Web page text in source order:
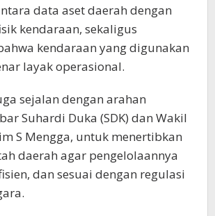
data aset daerah dengan
kendaraan, sekaligus
kendaraan yang digunakan
layak operasional.
sejalan dengan arahan
Suhardi Duka (SDK) dan Wakil
S Mengga, untuk menertibkan
daerah agar pengelolaannya
dan sesuai dengan regulasi